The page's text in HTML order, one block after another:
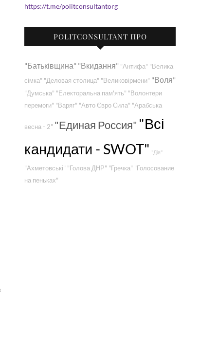
https://t.me/politconsultantorg
POLITCONSULTANT ПРО
"Батьківщина" "Вкидання" "Антифа" "Велика
сімка" "Деловая столица" "Великовірмени" "Воля"
"Думська" "Електоральна пам'ять" "Волонтери
перемоги" "Варяг" "Авто Євро Сила" "Арабська
весна - 2" "Единая Россия" "Всі
кандидати - SWOT" "Дія"
"Ахметовські" "Голова ДНР" "Гречка" "Голосование
на пеньках"